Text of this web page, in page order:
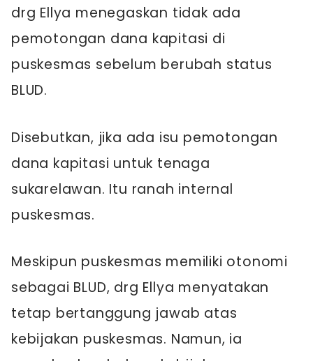
drg Ellya menegaskan tidak ada
pemotongan dana kapitasi di
puskesmas sebelum berubah status
BLUD.
Disebutkan, jika ada isu pemotongan
dana kapitasi untuk tenaga
sukarelawan. Itu ranah internal
puskesmas.
Meskipun puskesmas memiliki otonomi
sebagai BLUD, drg Ellya menyatakan
tetap bertanggung jawab atas
kebijakan puskesmas. Namun, ia